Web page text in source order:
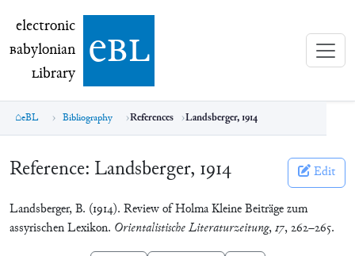
electronic Babylonian Library (eBL)
electronic
Babylonian
Library ebl
eBL Bibliography References Landsberger, 1914
Reference: Landsberger, 1914 Edit
Landsberger, B. (1914). Review of Holma Kleine Beiträge zum
assyrischen Lexikon. Orientalistische Literaturzeitung,17, 262–265.